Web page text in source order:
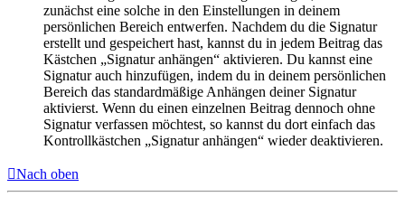
zunächst eine solche in den Einstellungen in deinem
persönlichen Bereich entwerfen. Nachdem du die Signatur
erstellt und gespeichert hast, kannst du in jedem Beitrag das
Kästchen „Signatur anhängen“ aktivieren. Du kannst eine
Signatur auch hinzufügen, indem du in deinem persönlichen
Bereich das standardmäßige Anhängen deiner Signatur
aktivierst. Wenn du einen einzelnen Beitrag dennoch ohne
Signatur verfassen möchtest, so kannst du dort einfach das
Kontrollkästchen „Signatur anhängen“ wieder deaktivieren.
Nach oben